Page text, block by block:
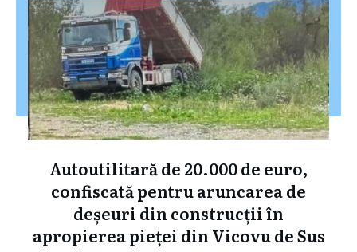
Autoutilitară de 20.000 de euro,
confiscată pentru aruncarea de
deșeuri din construcții în
apropierea pieței din Vicovu de Sus